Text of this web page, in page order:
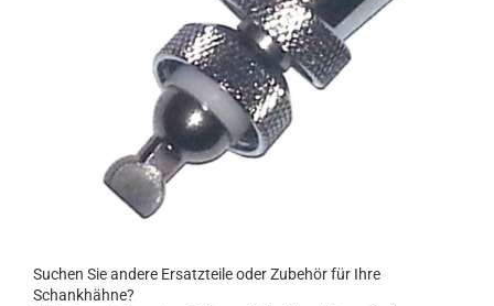
Suchen Sie andere Ersatzteile oder Zubehör für Ihre
Schankhähne?